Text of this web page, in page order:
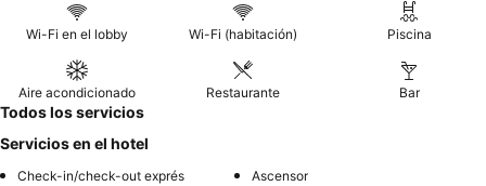
Wi-Fi en el lobby Wi-Fi (habitación) Piscina
Aire acondicionado Restaurante Bar
Todos los servicios
Servicios en el hotel
Check-in/check-out exprés
Ascensor